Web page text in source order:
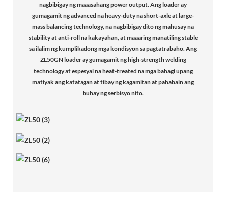
nagbibigay ng maaasahang power output. Ang loader ay
gumagamit ng advanced na heavy-duty na short-axle at large-
mass balancing technology, na nagbibigay dito ng mahusay na
stability at anti-roll na kakayahan, at maaaring manatiling stable
sa ilalim ng kumplikadong mga kondisyon sa pagtatrabaho. Ang
ZL50GN loader ay gumagamit ng high-strength welding
technology at espesyal na heat-treated na mga bahagi upang
matiyak ang katatagan at tibay ng kagamitan at pahabain ang
buhay ng serbisyo nito.